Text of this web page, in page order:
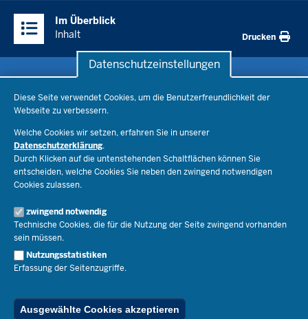
Datenschutzeinstellungen
Diese Seite verwendet Cookies, um die Benutzerfreundlichkeit der
Webseite zu verbessern.
Welche Cookies wir setzen, erfahren Sie in unserer
Datenschutzerklärung.
Durch Klicken auf die untenstehenden Schaltflächen können Sie
entscheiden, welche Cookies Sie neben den zwingend notwendigen
Cookies zulassen.
zwingend notwendig
Technische Cookies, die für die Nutzung der Seite zwingend vorhanden
sein müssen.
Nutzungsstatistiken
Erfassung der Seitenzugriffe.
Ausgewählte Cookies akzeptieren
Inhalte
Im Überblick
Inhalt
Drucken
Bildungsthemen
Lehrkräfte
Recht
Schulleben
Ministerium
Ministerin Dorothee Feller
Staatssekretär Dr. Urban Mauer
Open Government
Bibliothek
Veranstaltungen
Geschäftsbereich
Presse
Pressefotos
Social Media
Pressekontakt
Service
Schule(n) suchen
Kontakt
Der Weg zu uns
Publikationen
© 2026 Bildungsportal NRW